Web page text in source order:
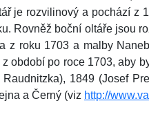
je rozvilinový a pochází z
Rovněž boční oltáře jsou
z roku 1703 a malby
období po roce 1703, aby
Raudnitzka), 1849 (Josef
a Černý (viz http://